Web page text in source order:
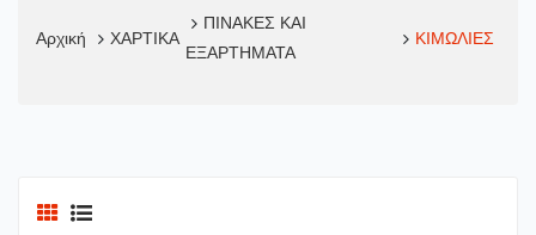
Αρχική ΧΑΡΤΙΚΑ
ΠΙΝΑΚΕΣ ΚΑΙ
ΕΞΑΡΤΗΜΑΤΑ
ΚΙΜΩΛΙΕΣ